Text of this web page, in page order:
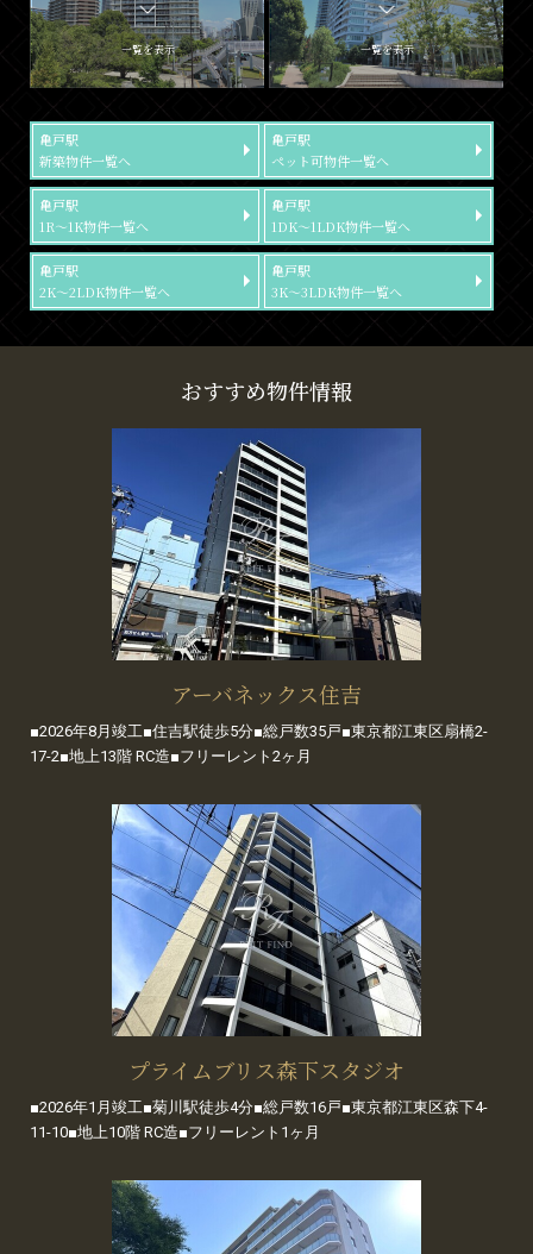
一覧を表示 一覧を表示
亀戸駅
新築物件一覧へ
亀戸駅
ペット可物件一覧へ
亀戸駅
1R～1K物件一覧へ
亀戸駅
1DK～1LDK物件一覧へ
亀戸駅
2K～2LDK物件一覧へ
亀戸駅
3K～3LDK物件一覧へ
おすすめ物件情報
アーバネックス住吉
■2026年8月竣工■住吉駅徒歩5分■総戸数35戸■東京都江東区扇橋2-
17-2■地上13階 RC造■フリーレント2ヶ月
プライムブリス森下スタジオ
■2026年1月竣工■菊川駅徒歩4分■総戸数16戸■東京都江東区森下4-
11-10■地上10階 RC造■フリーレント1ヶ月